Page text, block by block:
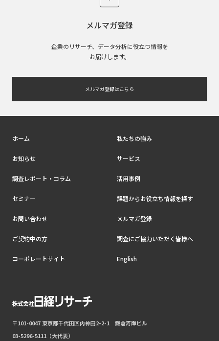
メルマガ登録
企業のリサーチ、データ分析に役立つ情報を
お届けします。
メルマガ登録はこちら
ホーム 私たちの強み
お知らせ サービス
調査レポート・コラム 活用事例
セミナー 課題からお役立ち情報を探す
お問い合わせ メルマガ登録
ご契約中の方 調査にご協力いただく皆様へ
コーポレートサイト English
〒101-0047 東京都千代田区内神田2-2-1 鎌倉河岸ビル
03-5296-5111（大代表）